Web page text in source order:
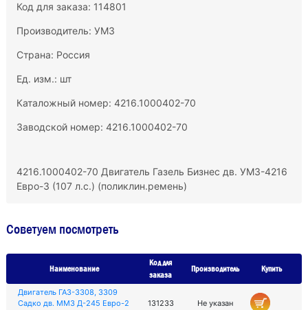
Код для заказа: 114801
Производитель: УМЗ
Страна: Россия
Ед. изм.: шт
Каталожный номер: 4216.1000402-70
Заводской номер: 4216.1000402-70
4216.1000402-70 Двигатель Газель Бизнес дв. УМЗ-4216
Евро-3 (107 л.с.) (поликлин.ремень)
Советуем посмотреть
Наименование
Код для
заказа
Производитель Купить
Двигатель ГАЗ-3308, 3309
Садко дв. ММЗ Д-245 Евро-2
131233 Не указан